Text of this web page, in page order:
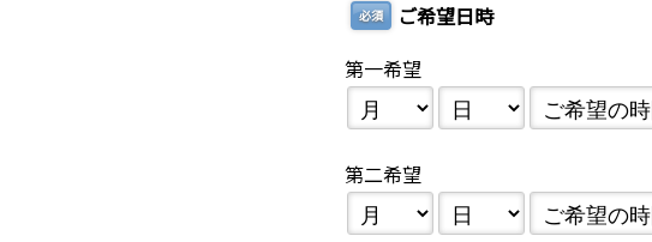
必須
ご希望日時
第一希望
第二希望